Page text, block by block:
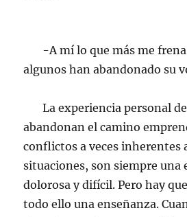
-A mí lo que más me frena
algunos han abandonado su
La experiencia personal
abandonan el camino
conflictos a veces inherentes
situaciones, son siempre una
dolorosa y difícil. Pero hay
todo ello una enseñanza.